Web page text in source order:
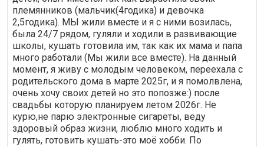
племянников (мальчик(4годика) и девочка
2,5годика). МЫ жили вместе и я с ними возилась,
была 24/7 рядом, гуляли и ходили в развивающие
школы, кушать готовила им, так как их мама и папа
много работали (Мы жили все вместе). На данный
момент, я живу с молодым человеком, переехала с
родительского дома в марте 2025г, и я помолвлена,
очень хочу своих детей но это попозже:) после
свадьбы которую планируем летом 2026г. Не
курю,не парю электронные сигареты, веду
здоровый образ жизни, люблю много ходить и
гулять, готовить кушать-это моё хобби. По